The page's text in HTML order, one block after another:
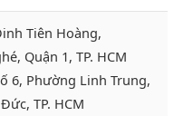
Tiên Hoàng,
Quận 1, TP. HCM
6, Phường Linh Trung,
TP. HCM